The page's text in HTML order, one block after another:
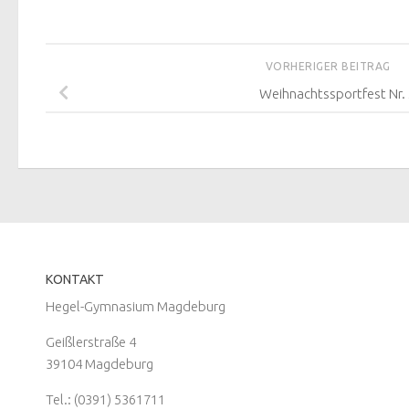
VORHERIGER BEITRAG
Weihnachtssportfest Nr.
KONTAKT
Hegel-Gymnasium Magdeburg
Geißlerstraße 4
39104 Magdeburg
Tel.: (0391) 5361711